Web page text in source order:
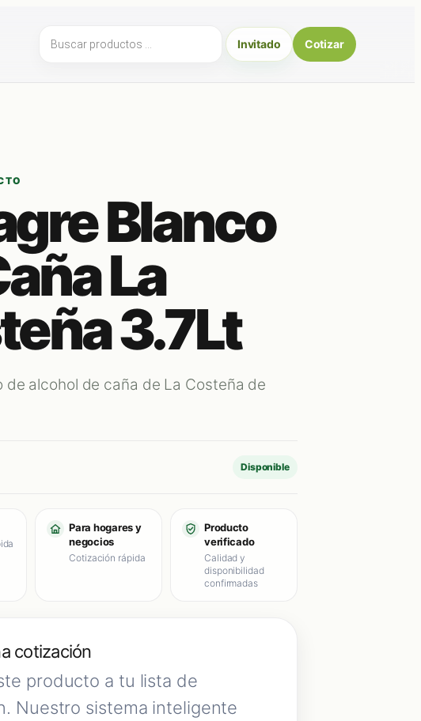
Invitado Cotizar
Blanco
La
3.7Lt
de alcohol de caña de La Costeña de
Disponible
Para hogares y
negocios
Cotización rápida
Producto
verificado
Calidad y
disponibilidad
confirmadas
cotización
producto a tu lista de
Nuestro sistema inteligente